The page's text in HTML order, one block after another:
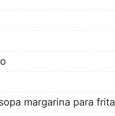
margarina para